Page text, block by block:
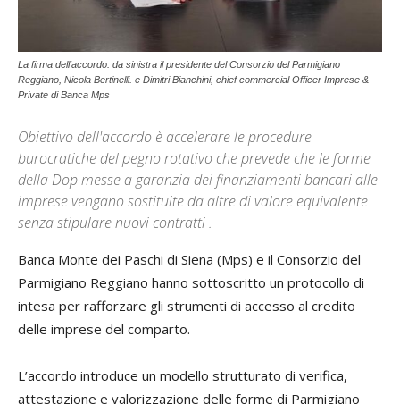
La firma dell'accordo: da sinistra il presidente del Consorzio del Parmigiano
Reggiano, Nicola Bertinelli. e Dimitri Bianchini, chief commercial Officer Imprese &
Private di Banca Mps
Obiettivo dell'accordo è accelerare le procedure
burocratiche del pegno rotativo che prevede che le forme
della Dop messe a garanzia dei finanziamenti bancari alle
imprese vengano sostituite da altre di valore equivalente
senza stipulare nuovi contratti .
Banca Monte dei Paschi di Siena (Mps) e il Consorzio del
Parmigiano Reggiano hanno sottoscritto un protocollo di
intesa per rafforzare gli strumenti di accesso al credito
delle imprese del comparto.
L’accordo introduce un modello strutturato di verifica,
attestazione e valorizzazione delle forme di Parmigiano